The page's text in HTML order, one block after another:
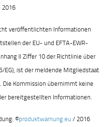
2016
veröffentlichten Informationen
der EU- und EFTA-EWR-
II Ziffer 10 der Richtlinie über
EG), ist der meldende Mitgliedstaat
Kommission übernimmt keine
bereitgestellten Informationen.
©produktwarnung.eu / 2016